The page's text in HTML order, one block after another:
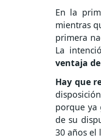
En la
mientras
primera
La
ventaja
Hay que
porque ya
de su
30 años el